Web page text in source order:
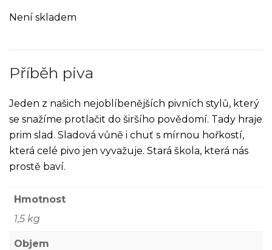
Není skladem
Příběh piva
Jeden z našich nejoblíbenějších pivních stylů, který
se snažíme protlačit do širšího povědomí. Tady hraje
prim slad. Sladová vůně i chuť s mírnou hořkostí,
která celé pivo jen vyvažuje. Stará škola, která nás
prostě baví.
Hmotnost
1,5 kg
Objem